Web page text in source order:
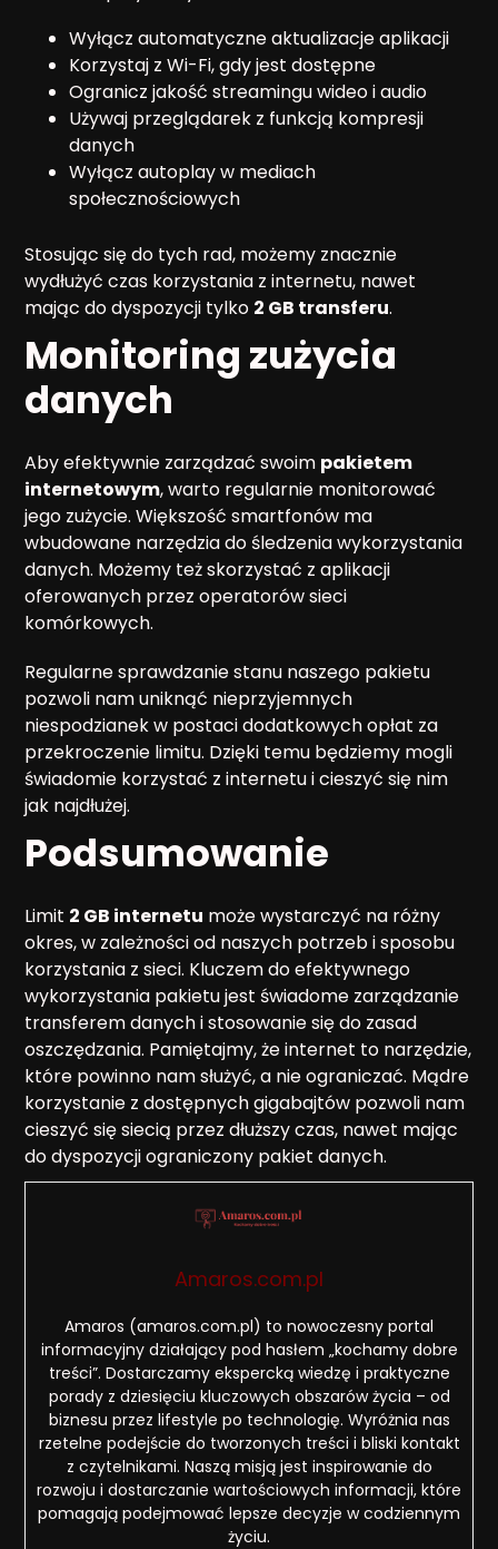
Wyłącz automatyczne aktualizacje aplikacji
Korzystaj z Wi-Fi, gdy jest dostępne
Ogranicz jakość streamingu wideo i audio
Używaj przeglądarek z funkcją kompresji
danych
Wyłącz autoplay w mediach
społecznościowych
Stosując się do tych rad, możemy znacznie
wydłużyć czas korzystania z internetu, nawet
mając do dyspozycji tylko 2 GB transferu.
Monitoring zużycia
danych
Aby efektywnie zarządzać swoim pakietem
internetowym, warto regularnie monitorować
jego zużycie. Większość smartfonów ma
wbudowane narzędzia do śledzenia wykorzystania
danych. Możemy też skorzystać z aplikacji
oferowanych przez operatorów sieci
komórkowych.
Regularne sprawdzanie stanu naszego pakietu
pozwoli nam uniknąć nieprzyjemnych
niespodzianek w postaci dodatkowych opłat za
przekroczenie limitu. Dzięki temu będziemy mogli
świadomie korzystać z internetu i cieszyć się nim
jak najdłużej.
Podsumowanie
Limit 2 GB internetu może wystarczyć na różny
okres, w zależności od naszych potrzeb i sposobu
korzystania z sieci. Kluczem do efektywnego
wykorzystania pakietu jest świadome zarządzanie
transferem danych i stosowanie się do zasad
oszczędzania. Pamiętajmy, że internet to narzędzie,
które powinno nam służyć, a nie ograniczać. Mądre
korzystanie z dostępnych gigabajtów pozwoli nam
cieszyć się siecią przez dłuższy czas, nawet mając
do dyspozycji ograniczony pakiet danych.
Amaros.com.pl
Amaros (amaros.com.pl) to nowoczesny portal
informacyjny działający pod hasłem „kochamy dobre
treści”. Dostarczamy ekspercką wiedzę i praktyczne
porady z dziesięciu kluczowych obszarów życia – od
biznesu przez lifestyle po technologię. Wyróżnia nas
rzetelne podejście do tworzonych treści i bliski kontakt
z czytelnikami. Naszą misją jest inspirowanie do
rozwoju i dostarczanie wartościowych informacji, które
pomagają podejmować lepsze decyzje w codziennym
życiu.